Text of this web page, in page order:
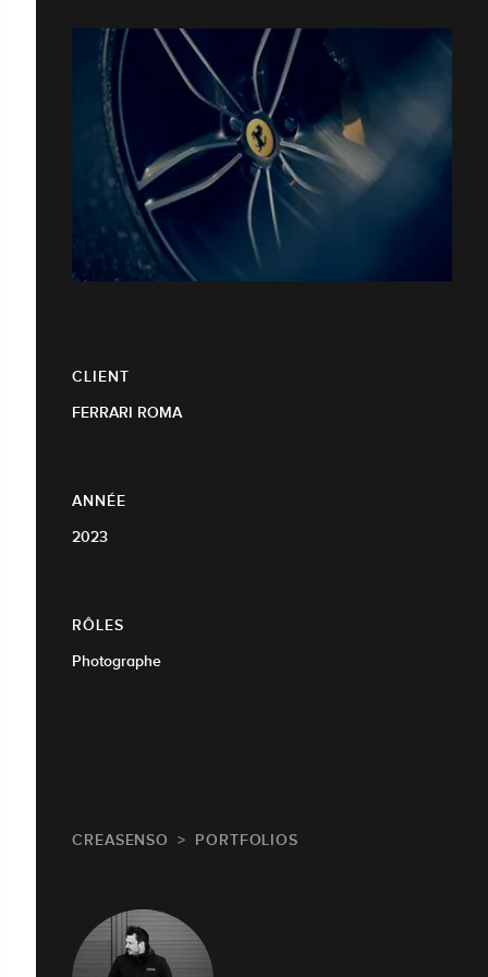
CLIENT
FERRARI ROMA
ANNÉE
2023
RÔLES
Photographe
CREASENSO PORTFOLIOS